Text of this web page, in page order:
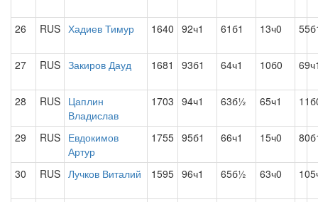
26 RUS Хадиев Тимур 1640 92ч1 61б1 13ч0
27 RUS Закиров Дауд 1681 93б1 64ч1 10б0
28 RUS Цаплин
Владислав
1703 94ч1 63б½ 65ч1
29 RUS Евдокимов
Артур
1755 95б1 66ч1 15ч0
30 RUS Лучков Виталий 1595 96ч1 65б½ 63ч0